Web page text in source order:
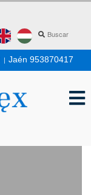
| Jaén 953870417